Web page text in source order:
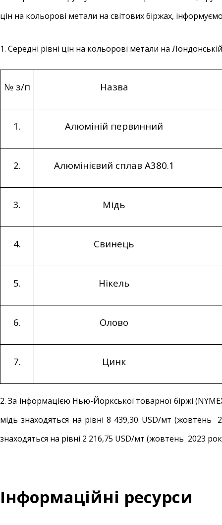
цін на кольорові метали на світових біржах,
1. Середні рівні цін на кольорові метали на
№ з/п Назва
1. Алюміній первинний
2. Алюмінієвий сплав А380.1
3. Мідь
4. Свинець
5. Нікель
6. Олово
7. Цинк
2. За інформацією Нью-Йоркської товарної біржі
мідь знаходяться на рівні 8 439,30 USD/мт
знаходяться на рівні 2 216,75 USD/мт (жовтень 2023
Інформаційні ресурси